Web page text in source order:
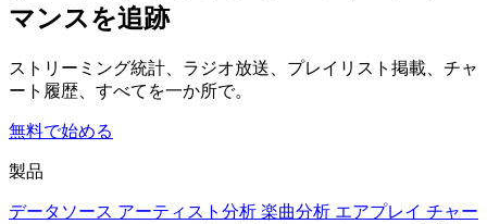
マンスを追跡
ストリーミング統計、ラジオ放送、プレイリスト掲載、チャ
ート履歴、すべてを一か所で。
無料で始める
製品
データソース アーティスト分析 楽曲分析 エアプレイ チャー